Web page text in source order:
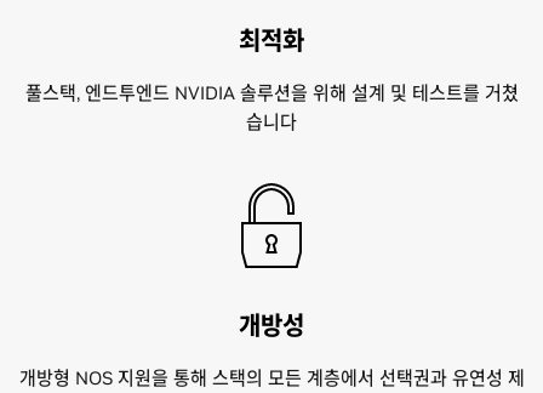
최적화
풀스택, 엔드투엔드 NVIDIA 솔루션을 위해 설계 및 테스트를 거쳤
습니다
개방성
개방형 NOS 지원을 통해 스택의 모든 계층에서 선택권과 유연성 제